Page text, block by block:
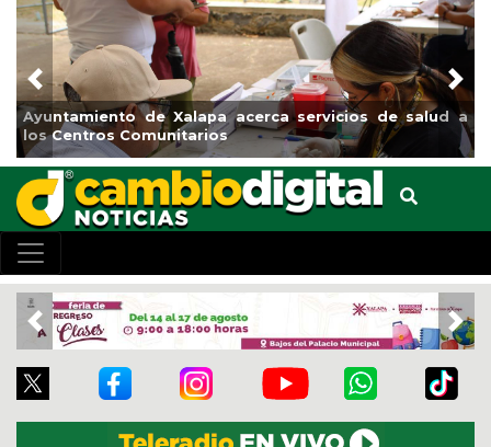
Municipio arrancará primera etapa de rehabilitación en
el boulevard 5 de febrero
Previous
Previous